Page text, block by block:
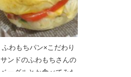
ふわもちパン×こだわり
サンドのふわもちさんの
ベーグルとか食べてみた